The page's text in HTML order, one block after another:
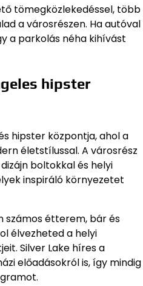
tömegközlekedéssel, több
a városrészen. Ha autóval
a parkolás néha kihívást
hipster
hipster központja, ahol a
életstílussal. A városrész
boltokkal és helyi
inspiráló környezetet
számos étterem, bár és
élvezheted a helyi
Silver Lake híres a
előadásokról is, így mindig